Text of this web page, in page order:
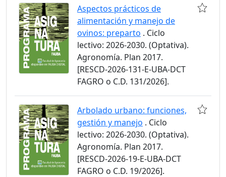
Aspectos prácticos de
alimentación y manejo de
ovinos: preparto . Ciclo
lectivo: 2026-2030. (Optativa).
Agronomía. Plan 2017.
[RESCD-2026-131-E-UBA-DCT
FAGRO o C.D. 131/2026].
Arbolado urbano: funciones,
gestión y manejo . Ciclo
lectivo: 2026-2030. (Optativa).
Agronomía. Plan 2017.
[RESCD-2026-19-E-UBA-DCT
FAGRO o C.D. 19/2026].